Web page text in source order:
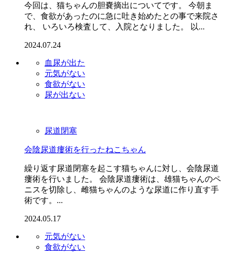
今回は、猫ちゃんの胆嚢摘出についてです。 今朝ま
で、食欲があったのに急に吐き始めたとの事で来院さ
れ、 いろいろ検査して、入院となりました。 以...
2024.07.24
血尿が出た
元気がない
食欲がない
尿が出ない
尿道閉塞
会陰尿道瘻術を行ったねこちゃん
繰り返す尿道閉塞を起こす猫ちゃんに対し、会陰尿道
瘻術を行いました。 会陰尿道瘻術は、雄猫ちゃんのペ
ニスを切除し、雌猫ちゃんのような尿道に作り直す手
術です。...
2024.05.17
元気がない
食欲がない